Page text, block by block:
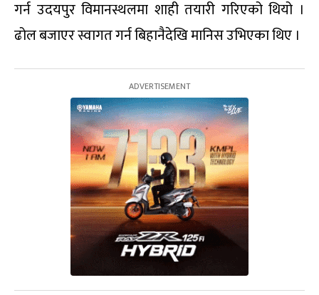
गर्न उदयपुर विमानस्थलमा शाही तयारी गरिएको थियो ।
ढोल बजाएर स्वागत गर्न बिहानैदेखि मानिस उभिएका थिए ।